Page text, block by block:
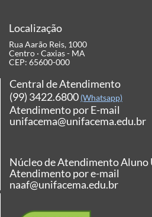
Localização
Rua Aarão Reis, 1000
Centro · Caxias - MA
CEP: 65600-000
Central de Atendimento
(99) 3422.6800 (Whatsapp)
Atendimento por E-mail
unifacema@unifacema.edu.br
Núcleo de Atendimento Aluno
Atendimento por e-mail
naaf@unifacema.edu.br